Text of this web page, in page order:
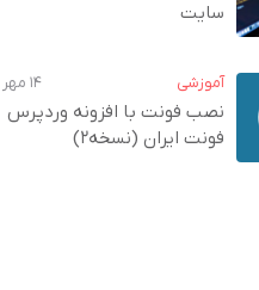
سایت
آموزشی ۱۴ مهر ۱۳۹۵
نصب فونت با افزونه وردپرس
فونت ایران (نسخه2)